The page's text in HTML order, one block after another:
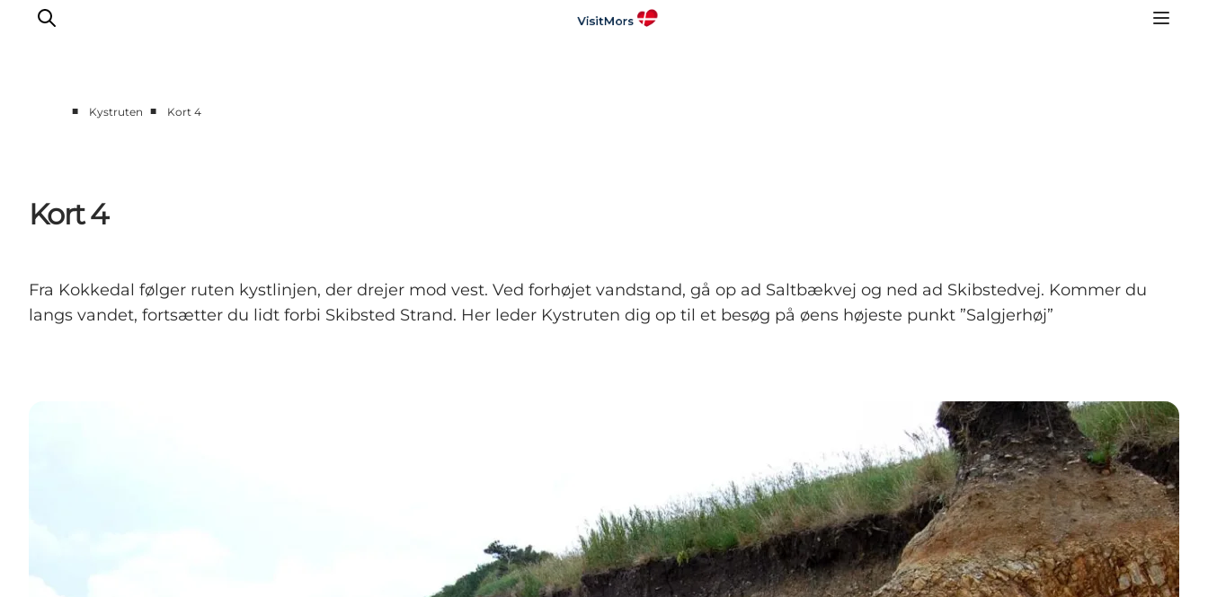
■ Kystruten ■ Kort 4
Kort 4
Fra Kokkedal følger ruten kystlinjen, der drejer mod vest. Ved forhøjet vandstand, gå op ad Saltbækvej og ned ad Skibstedvej. Kommer du
langs vandet, fortsætter du lidt forbi Skibsted Strand. Her leder Kystruten dig op til et besøg på øens højeste punkt ”Salgjerhøj”